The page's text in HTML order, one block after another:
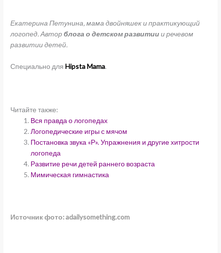
Екатерина Петунина, мама двойняшек и практикующий
логопед. Авторблога о детском развитиии речевом
развитии детей.
Специально дляHipsta Mama.
Читайте также:
Вся правда о логопедах
Логопедические игры с мячом
Постановка звука «Р». Упражнения и другие хитрости
логопеда
Развитие речи детей раннего возраста
Мимическая гимнастика
Источник фото: adailysomething.com